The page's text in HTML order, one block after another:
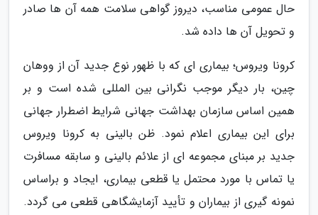
حال عمومی مناسب، دیروز گواهی سلامت همه آن ها صادر
و تحویل آن ها داده شد.
کرونا ویروس؛ بیماری ای که با ظهور نوع جدید آن از ووهان
چین، بار دیگر موجب نگرانی بین المللی شده است و بر
همین اساس سازمان بهداشت جهانی شرایط اضطرار جهانی
برای این بیماری اعلام نمود. ظن بالینی به کرونا ویروس
جدید بر مبنای مجموعه ای از علائم بالینی و سابقه مسافرت
یا تماس با مورد محتمل یا قطعی بیماری، ایجاد و براساس
نمونه گیری از بیماران و تأیید آزمایشگاهی قطعی می گردد.